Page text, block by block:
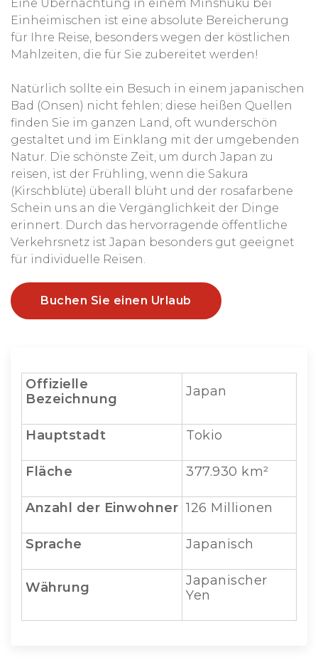
Eine Übernachtung in einem Minshuku bei
Einheimischen ist eine absolute Bereicherung
für Ihre Reise, besonders wegen der köstlichen
Mahlzeiten, die für Sie zubereitet werden!
Natürlich sollte ein Besuch in einem japanischen
Bad (Onsen) nicht fehlen; diese heißen Quellen
finden Sie im ganzen Land, oft wunderschön
gestaltet und im Einklang mit der umgebenden
Natur. Die schönste Zeit, um durch Japan zu
reisen, ist der Frühling, wenn die Sakura
(Kirschblüte) überall blüht und der rosafarbene
Schein uns an die Vergänglichkeit der Dinge
erinnert. Durch das hervorragende öffentliche
Verkehrsnetz ist Japan besonders gut geeignet
für individuelle Reisen.
Buchen Sie einen Urlaub
Offizielle
Bezeichnung
Japan
Hauptstadt Tokio
Fläche 377.930 km²
Anzahl der Einwohner 126 Millionen
Sprache Japanisch
Währung
Japanischer
Yen